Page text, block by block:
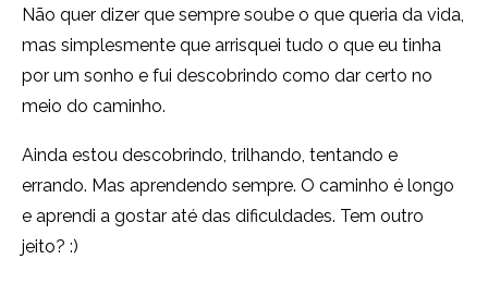
Não quer dizer que sempre soube o que queria da vida,
mas simplesmente que arrisquei tudo o que eu tinha
por um sonho e fui descobrindo como dar certo no
meio do caminho.
Ainda estou descobrindo, trilhando, tentando e
errando. Mas aprendendo sempre. O caminho é longo
e aprendi a gostar até das dificuldades. Tem outro
jeito? :)